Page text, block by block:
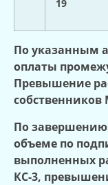
19
По указанным
оплаты
Превышение
собственников
По
объеме по
выполненных
КС-3,